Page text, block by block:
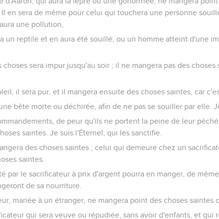
en sera de même pour celui qui touchera une personne
une pollution,
un reptile et en aura été souillé, ou un homme atteint d'une
sera impur jusqu'au soir ; il ne mangera pas des choses
il sera pur, et il mangera ensuite des choses saintes, car
bête morte ou déchirée, afin de ne pas se souiller par elle.
de peur qu'ils ne portent la peine de leur
saintes. Je suis l'Éternel, qui les sanctifie.
des choses saintes ; celui qui demeure chez un
saintes.
par le sacrificateur à prix d'argent pourra en manger, de
de sa nourriture.
mariée à un étranger, ne mangera point des choses saintes
qui sera veuve ou répudiée, sans avoir d'enfants, et qui